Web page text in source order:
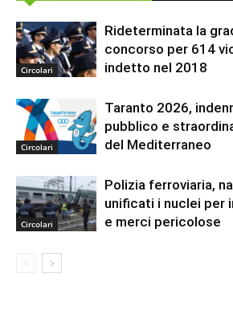
Circolari
Rideterminata la
concorso per 614
indetto nel 2018
Circolari
Taranto 2026,
pubblico e
del Mediterraneo
Circolari
Polizia ferroviaria,
unificati i nuclei per
e merci pericolose